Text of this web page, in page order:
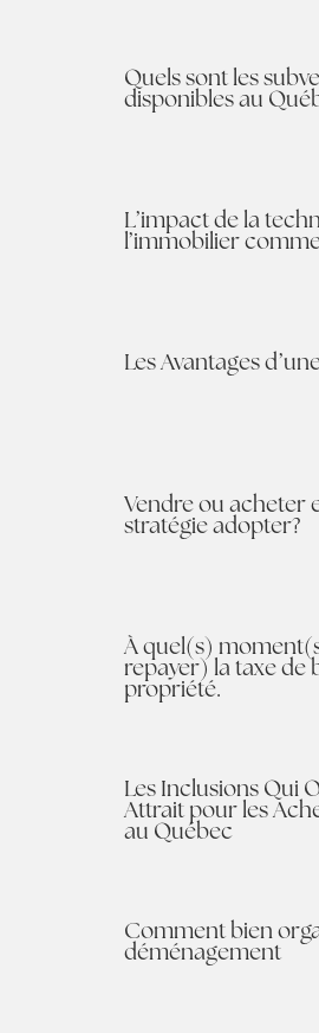
Quels sont les
disponibles au
L’impact de la
l’immobilier
Les Avantages
Vendre ou acheter
stratégie adopter?
À quel(s)
repayer) la taxe de
propriété.
Les Inclusions Qui
Attrait pour les
au Québec
Comment bien
déménagement